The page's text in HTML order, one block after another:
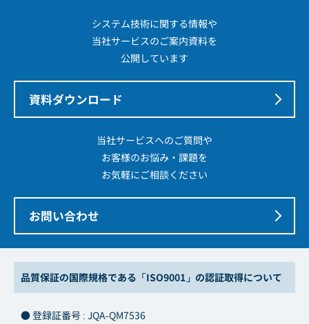
システム技術に関する情報や
当社サービスのご案内資料を
公開しています
資料ダウンロード
当社サービスへのご質問や
お客様のお悩み・課題を
お気軽にご相談ください
お問い合わせ
品質保証の国際規格である「ISO9001」の認証取得について
● 登録証番号 : JQA-QM7536